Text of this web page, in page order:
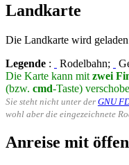
Landkarte
Die Landkarte wird
Legende : Rodelbahn;
Die Karte kann mit zwei
(bzw. cmd-Taste)
Sie steht nicht unter der GNU
wohl aber die eingezeichnete
Anreise mit